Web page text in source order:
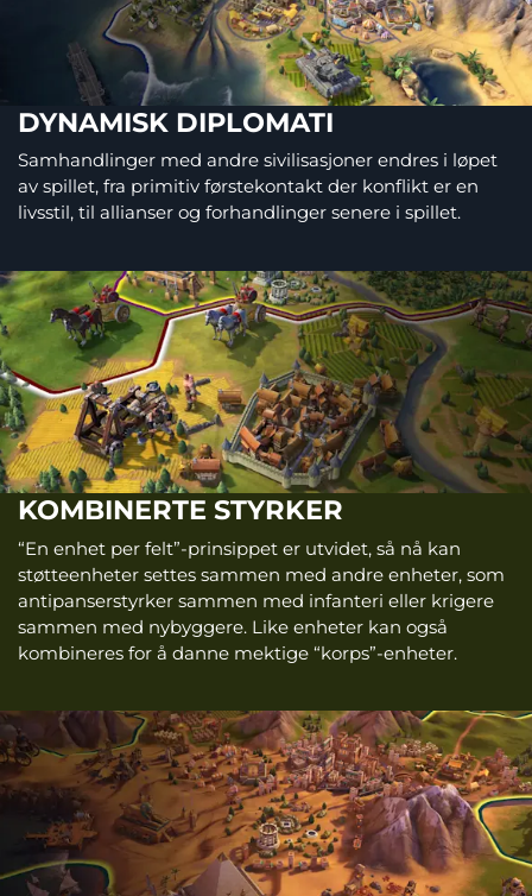
DYNAMISK DIPLOMATI
Samhandlinger med andre sivilisasjoner endres i løpet
av spillet, fra primitiv førstekontakt der konflikt er en
livsstil, til allianser og forhandlinger senere i spillet.
KOMBINERTE STYRKER
“En enhet per felt”-prinsippet er utvidet, så nå kan
støtteenheter settes sammen med andre enheter, som
antipanserstyrker sammen med infanteri eller krigere
sammen med nybyggere. Like enheter kan også
kombineres for å danne mektige “korps”-enheter.